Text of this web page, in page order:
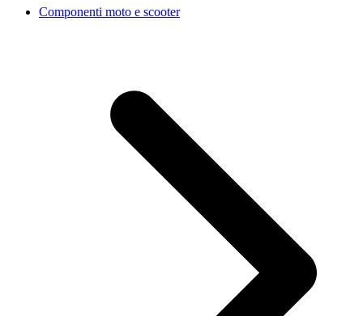
Componenti moto e scooter